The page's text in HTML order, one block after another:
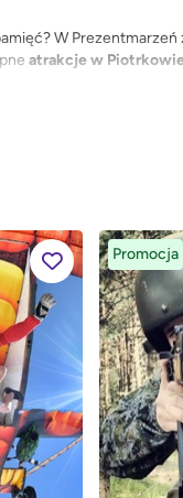
W
atrakcje w
Promocja